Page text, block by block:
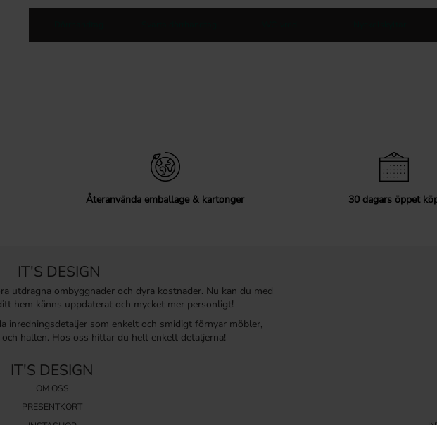
Återanvända emballage & kartonger 30 dagars öppet
IT'S DESIGN
utdragna ombyggnader och dyra kostnader. Nu kan du med
hem känns uppdaterat och mycket mer personligt!
inredningsdetaljer som enkelt och smidigt förnyar möbler,
hallen. Hos oss hittar du helt enkelt detaljerna!
IT'S DESIGN
OM OSS
PRESENTKORT